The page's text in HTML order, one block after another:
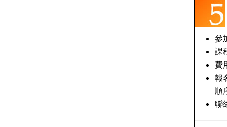
參
課
費
報
順
聯